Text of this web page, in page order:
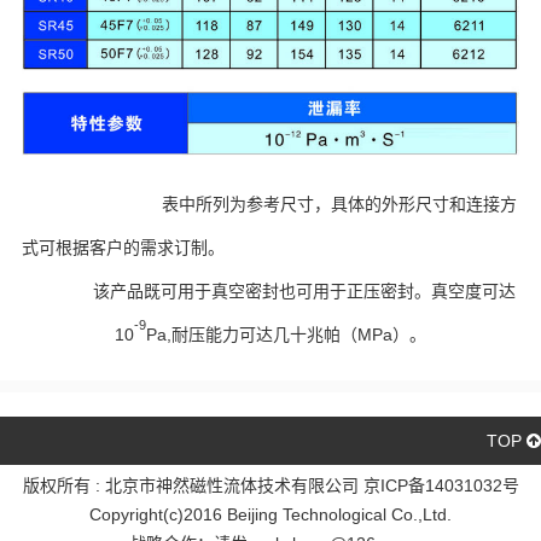
表中所列为参考尺寸，具体的外形尺寸和连接方
式可根据客户的需求订制。
该产品既可用于真空密封也可用于正压密封。真空度可达
10-9Pa,耐压能力可达几十兆帕（MPa）。
TOP
版权所有 : 北京市神然磁性流体技术有限公司 京ICP备14031032号
Copyright(c)2016 Beijing Technological Co.,Ltd.